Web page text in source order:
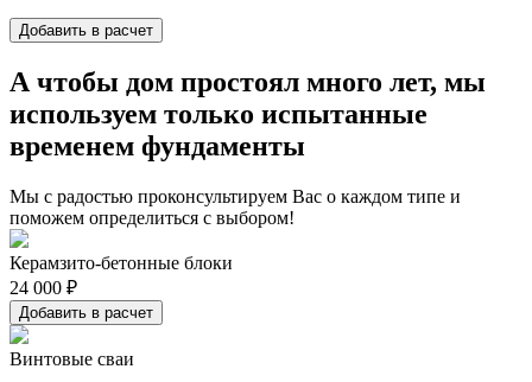
Добавить в расчет
А чтобы дом простоял много лет, мы
используем только испытанные
временем фундаменты
Мы с радостью проконсультируем Вас о каждом типе и
поможем определиться с выбором!
Керамзито-бетонные блоки
24 000 ₽
Добавить в расчет
Винтовые сваи